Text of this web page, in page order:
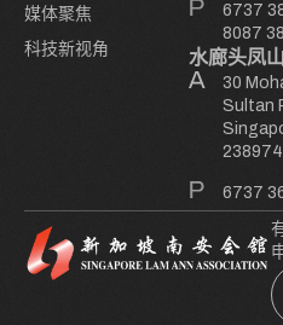
媒体聚焦
科技新视角
6737
8087
水廊头凤
30
Sultan
238974
6737